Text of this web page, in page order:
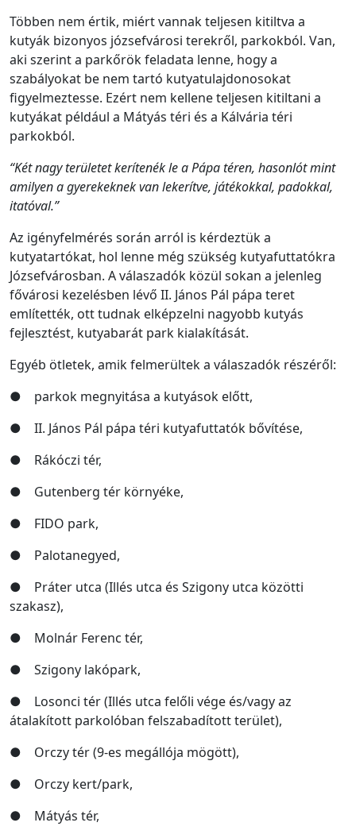
Többen nem értik, miért vannak teljesen kitiltva a
kutyák bizonyos józsefvárosi terekről, parkokból. Van,
aki szerint a parkőrök feladata lenne, hogy a
szabályokat be nem tartó kutyatulajdonosokat
figyelmeztesse. Ezért nem kellene teljesen kitiltani a
kutyákat például a Mátyás téri és a Kálvária téri
parkokból.
“Két nagy területet kerítenék le a Pápa téren, hasonlót mint
amilyen a gyerekeknek van lekerítve, játékokkal, padokkal,
itatóval.”
Az igényfelmérés során arról is kérdeztük a
kutyatartókat, hol lenne még szükség kutyafuttatókra
Józsefvárosban. A válaszadók közül sokan a jelenleg
fővárosi kezelésben lévő II. János Pál pápa teret
említették, ott tudnak elképzelni nagyobb kutyás
fejlesztést, kutyabarát park kialakítását.
Egyéb ötletek, amik felmerültek a válaszadók részéről:
● parkok megnyitása a kutyások előtt,
● II. János Pál pápa téri kutyafuttatók bővítése,
● Rákóczi tér,
● Gutenberg tér környéke,
● FIDO park,
● Palotanegyed,
● Práter utca (Illés utca és Szigony utca közötti
szakasz),
● Molnár Ferenc tér,
● Szigony lakópark,
● Losonci tér (Illés utca felőli vége és/vagy az
átalakított parkolóban felszabadított terület),
● Orczy tér (9-es megállója mögött),
● Orczy kert/park,
● Mátyás tér,